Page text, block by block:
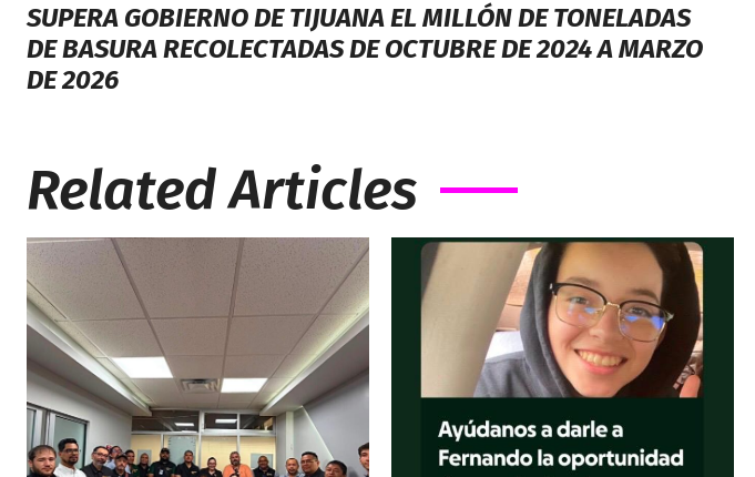
SUPERA GOBIERNO DE TIJUANA EL MILLÓN DE TONELADAS
DE BASURA RECOLECTADAS DE OCTUBRE DE 2024 A MARZO
DE 2026
Related Articles